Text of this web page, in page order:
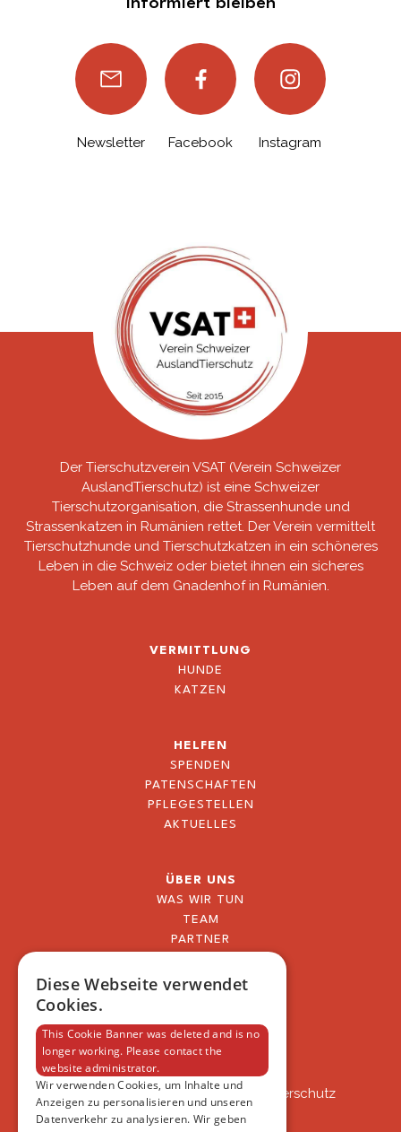
Informiert bleiben
Newsletter Facebook Instagram
Der Tierschutzverein VSAT (Verein Schweizer
AuslandTierschutz) ist eine Schweizer
Tierschutzorganisation, die Strassenhunde und
Strassenkatzen in Rumänien rettet. Der Verein vermittelt
Tierschutzhunde und Tierschutzkatzen in ein schöneres
Leben in die Schweiz oder bietet ihnen ein sicheres
Leben auf dem Gnadenhof in Rumänien.
VERMITTLUNG
HUNDE
KATZEN
HELFEN
SPENDEN
PATENSCHAFTEN
PFLEGESTELLEN
AKTUELLES
ÜBER UNS
WAS WIR TUN
TEAM
PARTNER
FAQ
VSAT
VSAT - Verein Schweizer Auslandtierschutz
Oberlangnauerstrasse 13b
Diese Webseite verwendet
Cookies.
This Cookie Banner was deleted and is no
longer working. Please contact the
website administrator.
Wir verwenden Cookies, um Inhalte und
Anzeigen zu personalisieren und unseren
Datenverkehr zu analysieren. Wir geben